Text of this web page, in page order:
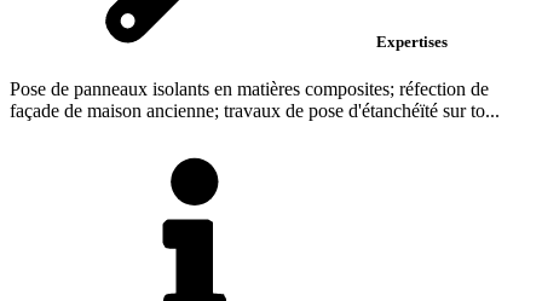
Expertises
Pose de panneaux isolants en matières composites; réfection de
façade de maison ancienne; travaux de pose d'étanchéïté sur to...